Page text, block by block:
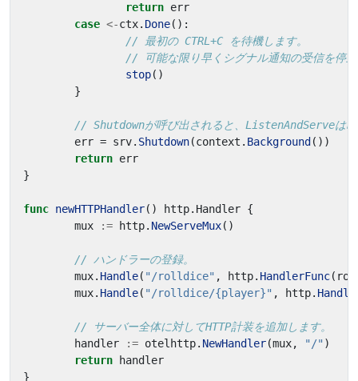
return err
case <-ctx. Done():
// 最初の CTRL+C を待機します。
// 可能な限り早くシグナル通知の受信を停
stop()
}
// Shutdownが呼び出されると、ListenAndServeは
err = srv. Shutdown(context . Background ())
return err
}
func newHTTPHandler() http. Handler {
mux
:= http. NewServeMux()
// ハンドラーの登録。
mux. Handle( "/rolldice" , http. HandlerFunc(
mux. Handle( "/rolldice/{player}" , http.
// サーバー全体に対してHTTP計装を追加します。
handler
:= otelhttp. NewHandler(mux, "/" )
return
handler
}